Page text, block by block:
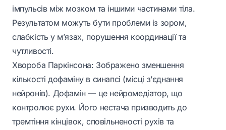
імпульсів між мозком та іншими частинами тіла.
Результатом можуть бути проблеми із зором,
слабкість у м’язах, порушення координації та
чутливості.
Хвороба Паркінсона: Зображено зменшення
кількості дофаміну в синапсі (місці з’єднання
нейронів). Дофамін — це нейромедіатор, що
контролює рухи. Його нестача призводить до
тремтіння кінцівок, сповільненості рухів та